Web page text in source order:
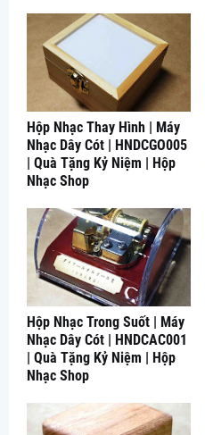
Hộp Nhạc Thay Hình | Máy
Nhạc Dây Cót | HNDCGO005
| Quà Tặng Kỷ Niệm | Hộp
Nhạc Shop
Hộp Nhạc Trong Suốt | Máy
Nhạc Dây Cót | HNDCAC001
| Quà Tặng Kỷ Niệm | Hộp
Nhạc Shop